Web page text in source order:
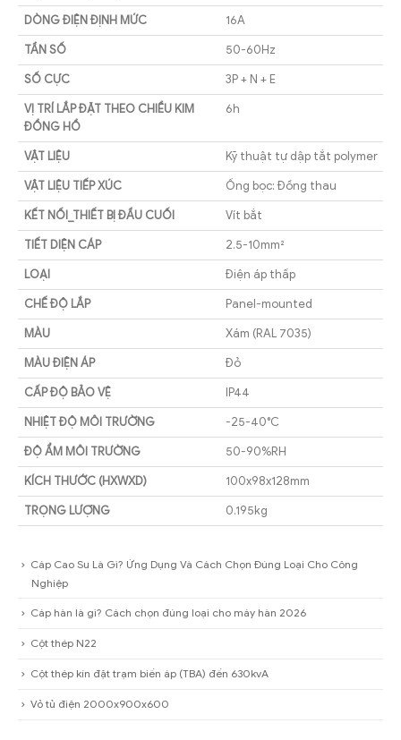
DÒNG ĐIỆN ĐỊNH MỨC
16A
TẦN SỐ
50-60Hz
SỐ CỰC
3P + N + E
VỊ TRÍ LẮP ĐẶT THEO CHIỀU KIM
ĐỒNG HỒ
6h
VẬT LIỆU
Kỹ thuật tự dập tắt polymer
VẬT LIỆU TIẾP XÚC
Ống bọc: Đồng thau
KẾT NỐI_THIẾT BỊ ĐẦU CUỐI
Vít bắt
TIẾT DIỆN CÁP
2.5-10mm²
LOẠI
Điện áp thấp
CHẾ ĐỘ LẮP
Panel-mounted
MÀU
Xám (RAL 7035)
MÀU ĐIỆN ÁP
Đỏ
CẤP ĐỘ BẢO VỆ
IP44
NHIỆT ĐỘ MÔI TRƯỜNG
-25-40°C
ĐỘ ẨM MÔI TRƯỜNG
50-90%RH
KÍCH THƯỚC (HXWXD)
100x98x128mm
TRỌNG LƯỢNG
0.195kg
Cáp Cao Su Là Gì? Ứng Dụng Và Cách Chọn Đúng Loại Cho Công
Nghiệp
Cáp hàn là gì? Cách chọn đúng loại cho máy hàn 2026
Cột thép N22
Cột thép kín đặt trạm biến áp (TBA) đến 630kvA
Vỏ tủ điện 2000x900x600